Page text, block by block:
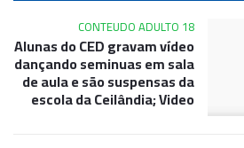
CONTEUDO ADULTO 18
Alunas do CED gravam vídeo
dançando seminuas em sala
de aula e são suspensas da
escola da Ceilândia; Video